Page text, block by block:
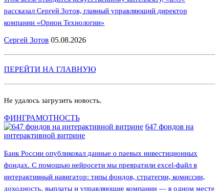
рассказал Сергей Зотов, главный управляющий директор
компании «Орион Технологии»
Сергей Зотов 05.08.2026
ПЕРЕЙТИ НА ГЛАВНУЮ
Не удалось загрузить новость.
ФИНГРАМОТНОСТЬ
647 фондов на
интерактивной витрине
Банк России опубликовал данные о паевых инвестиционных
фондах. С помощью нейросети мы превратили excel-файл в
интерактивный навигатор: типы фондов, стратегии, комиссии,
доходность, выплаты и управляющие компании — в одном месте